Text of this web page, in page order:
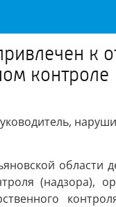
к
контроле
области
(надзора),